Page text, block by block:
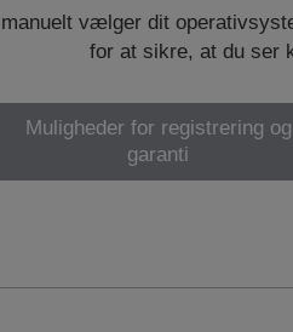
vælger dit
for at sikre, at du ser
Muligheder for registrering og
garanti